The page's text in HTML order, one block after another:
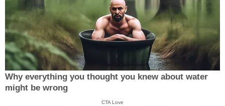
Why everything you thought you knew about water
might be wrong
CTA Love